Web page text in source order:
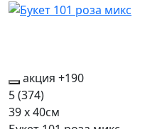
акция +190
5(374)
39 x 40см